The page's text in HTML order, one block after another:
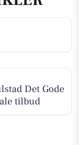
Det Gode
tilbud